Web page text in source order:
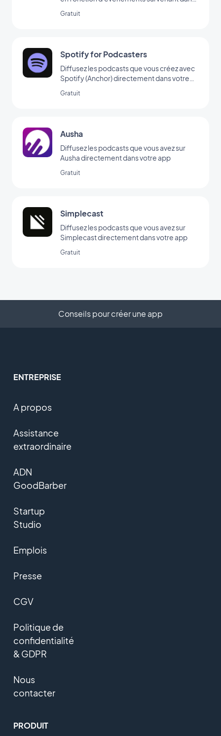
Gratuit
Spotify for Podcasters
Diffusez les podcasts que vous créez avec
Spotify (Anchor) directement dans votre
Gratuit
Ausha
Diffusez les podcasts que vous avez sur
Ausha directement dans votre app
Gratuit
Simplecast
Diffusez les podcasts que vous avez sur
Simplecast directement dans votre app
Gratuit
Conseils pour créer une app
ENTREPRISE
A propos
Assistance
extraordinaire
ADN
GoodBarber
Startup
Studio
Emplois
Presse
CGV
Politique de
confidentialité
& GDPR
Nous
contacter
PRODUIT